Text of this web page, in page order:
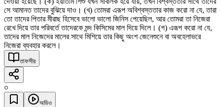
সে আমানত তাদের বুঝিয়ে দাও। (খ) তোমরা এরূপ অবিশ্বস্ততার কাজ করো না যে, তারা
তো তাদের পিতার মীরাছ হিসেবে ভালো ভালো জিনিস পেয়েছিল, আর তোমরা তা নিজেরা
রেখে দিয়ে তার পরিবর্তে তাদেরকে মন্দ কিসিমের মাল দিয়ে দিলে। (গ) এরূপ করো না যে,
তাদের মাল নিজেদের মালের সাথে মিশিয়ে তার কিছু অংশ জেনেশুনে বা অবহেলাভরে
নিজেরা ব্যবহার করলে।
তাফসীর
৩
অডিও